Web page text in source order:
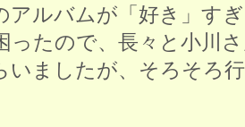
ルバムが「好き」す
ったので、長々と小川
いましたが、そろそろ